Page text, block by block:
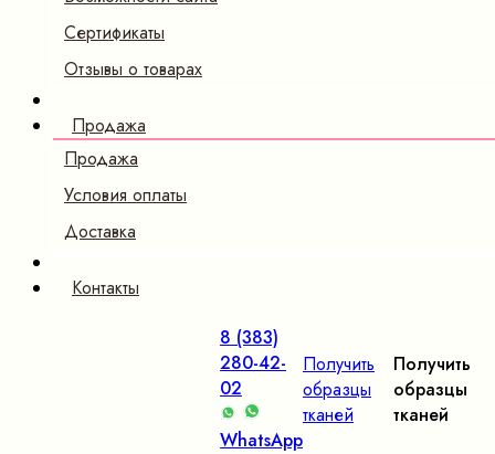
Сертификаты
Отзывы о товарах
Продажа
Продажа
Условия оплаты
Доставка
Контакты
8 (383)
280-42-
02
WhatsApp
Получить
образцы
тканей
Получить
образцы
тканей